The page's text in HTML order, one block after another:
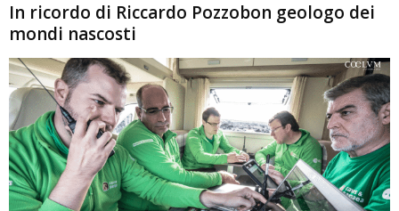
In ricordo di Riccardo Pozzobon geologo dei
mondi nascosti